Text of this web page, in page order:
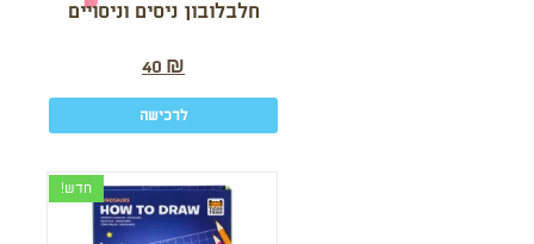
חלבלובון ניסים וניסויים
40 ₪
לרכישה
חדש!